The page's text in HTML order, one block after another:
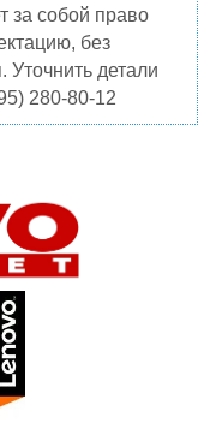
за собой право
без
Уточнить детали
280-80-12